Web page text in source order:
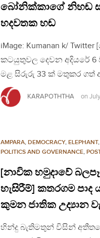
බෝනික්කාගේ නිහඬ
හදවතක හඬ
iMage: Kumanan k/
කටයුතුවල දෙවන අදියරේ
මළ සිරුරු 33 ක් මතුකර ගත්
KARAPOTHTHA on
AMPARA, DEMOCRACY, ELEPHANT,
POLITICS AND GOVERNANCE,
[නාවික හමුදාවේ
හැසිරීම්] කතරගම පාද
කුමන ජාතික උද්‍යාන
හින්දු බැතිමතුන් විසින්